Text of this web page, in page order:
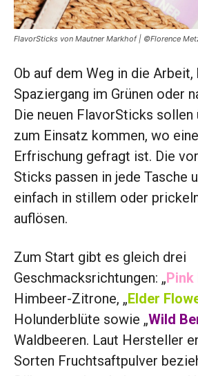
FlavorSticks von Mautner Markhof | ©Florence
Ob auf dem Weg in die Arbeit,
Spaziergang im Grünen oder
Die neuen FlavorSticks
zum Einsatz kommen, wo
Erfrischung gefragt ist. Die
Sticks passen in jede Tasche
einfach in stillem oder
auflösen.
Zum Start gibt es gleich drei
Geschmacksrichtungen: „Pink
Himbeer-Zitrone, „Elder
Holunderblüte sowie „Wild
Waldbeeren. Laut Hersteller
Sorten Fruchtsaftpulver